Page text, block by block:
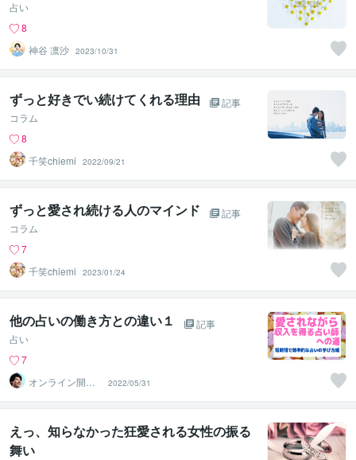
占い
8
神谷 凛沙 2023/10/31
ずっと好きでい続けてくれる理由
記事
コラム
8
千笑chiemi
2022/09/21
ずっと愛され続ける人のマインド
記事
コラム
7
千笑chiemi
2023/01/24
他の占いの働き方との違い１
記事
占い
7
オンライン開運
ビジネスアドバ
イザー＠志念
2022/05/31
えっ、知らなかった狂愛される女性の振る
舞い